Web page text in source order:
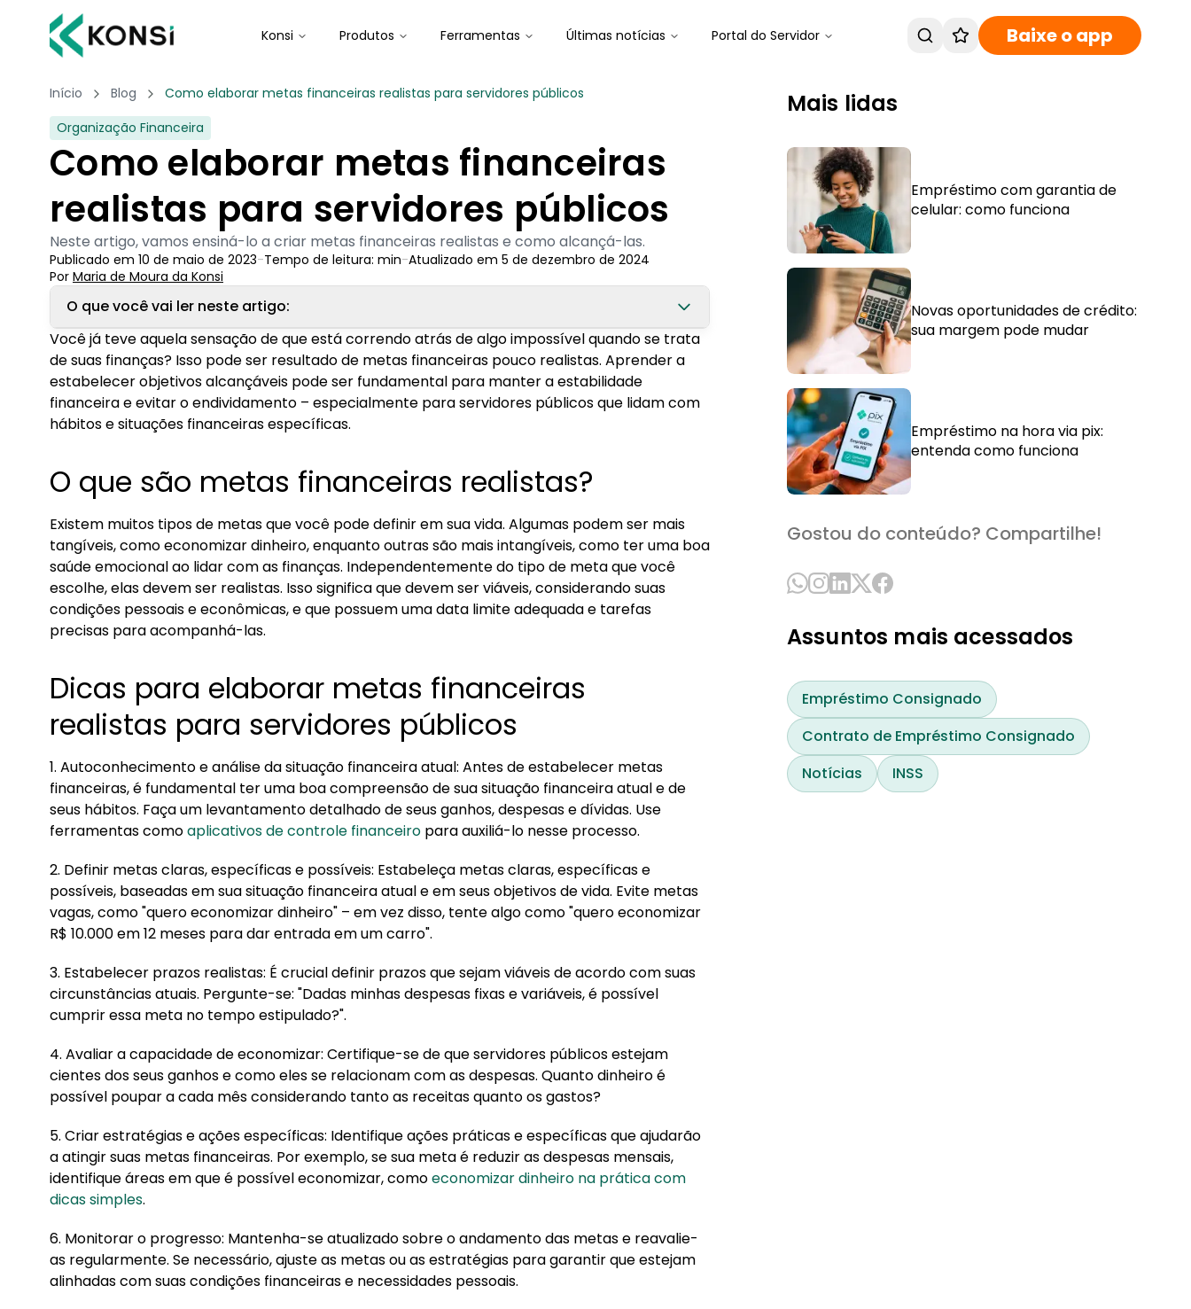
Konsi Produtos Ferramentas Últimas notícias Portal do Servidor Baixe o app
Início Blog
Como elaborar metas financeiras realistas para servidores públicos
Organização Financeira
Como elaborar metas financeiras
realistas para servidores públicos
Neste artigo, vamos ensiná-lo a criar metas financeiras realistas e como alcançá-las.
Publicado em 10 de maio de 2023-Tempo de leitura: min-Atualizado em 5 de dezembro de 2024
Por Maria de Moura da Konsi
O que você vai ler neste artigo:
1. O que são metas financeiras realistas?
2. Dicas para elaborar metas financeiras realistas para servidores públicos
Você já teve aquela sensação de que está correndo atrás de algo impossível quando se trata
de suas finanças? Isso pode ser resultado de metas financeiras pouco realistas. Aprender a
estabelecer objetivos alcançáveis pode ser fundamental para manter a estabilidade
financeira e evitar o endividamento – especialmente para servidores públicos que lidam com
hábitos e situações financeiras específicas.
O que são metas financeiras realistas?
Existem muitos tipos de metas que você pode definir em sua vida. Algumas podem ser mais
tangíveis, como economizar dinheiro, enquanto outras são mais intangíveis, como ter uma boa
saúde emocional ao lidar com as finanças. Independentemente do tipo de meta que você
escolhe, elas devem ser realistas. Isso significa que devem ser viáveis, considerando suas
condições pessoais e econômicas, e que possuem uma data limite adequada e tarefas
precisas para acompanhá-las.
Dicas para elaborar metas financeiras
realistas para servidores públicos
1. Autoconhecimento e análise da situação financeira atual: Antes de estabelecer metas
financeiras, é fundamental ter uma boa compreensão de sua situação financeira atual e de
seus hábitos. Faça um levantamento detalhado de seus ganhos, despesas e dívidas. Use
ferramentas comoaplicativos de controle financeiro para auxiliá-lo nesse processo.
2. Definir metas claras, específicas e possíveis: Estabeleça metas claras, específicas e
possíveis, baseadas em sua situação financeira atual e em seus objetivos de vida. Evite metas
vagas, como "quero economizar dinheiro" – em vez disso, tente algo como "quero economizar
R$ 10.000 em 12 meses para dar entrada em um carro".
3. Estabelecer prazos realistas: É crucial definir prazos que sejam viáveis de acordo com suas
circunstâncias atuais. Pergunte-se: "Dadas minhas despesas fixas e variáveis, é possível
cumprir essa meta no tempo estipulado?".
4. Avaliar a capacidade de economizar: Certifique-se de que servidores públicos estejam
cientes dos seus ganhos e como eles se relacionam com as despesas. Quanto dinheiro é
possível poupar a cada mês considerando tanto as receitas quanto os gastos?
5. Criar estratégias e ações específicas: Identifique ações práticas e específicas que ajudarão
a atingir suas metas financeiras. Por exemplo, se sua meta é reduzir as despesas mensais,
identifique áreas em que é possível economizar, comoeconomizar dinheiro na prática com
dicas simples.
6. Monitorar o progresso: Mantenha-se atualizado sobre o andamento das metas e reavalie-
as regularmente. Se necessário, ajuste as metas ou as estratégias para garantir que estejam
alinhadas com suas condições financeiras e necessidades pessoais.
Mais lidas
Empréstimo com garantia de
celular: como funciona
Novas oportunidades de crédito:
sua margem pode mudar
Empréstimo na hora via pix:
entenda como funciona
Gostou do conteúdo? Compartilhe!
Assuntos mais acessados
Empréstimo Consignado
Contrato de Empréstimo Consignado
Notícias
INSS